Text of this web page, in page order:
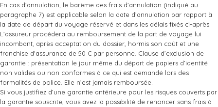
En cas d’annulation, le barème des frais d’annulation (indiqué au
paragraphe 7) est applicable selon la date d’annulation par rapport à
la date de départ du voyage réservé et dans les délais fixés ci-après.
L’assureur procédera au remboursement de la part de voyage lui
incombant, après acceptation du dossier, hormis son coût et une
franchise d'assurance de 50 € par personne. Clause d’exclusion de
garantie : présentation le jour même du départ de papiers d’identité
non valides ou non conformes à ce qui est demandé lors des
formalités de police. Elle n’est jamais remboursée.
Si vous justifiez d’une garantie antérieure pour les risques couverts par
la garantie souscrite, vous avez la possibilité de renoncer sans frais à